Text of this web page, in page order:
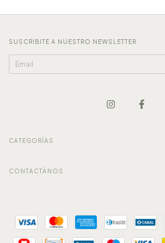
SUSCRIBITE A NUESTRO NEWSLETTER
CATEGORÍAS
CONTACTÁNOS